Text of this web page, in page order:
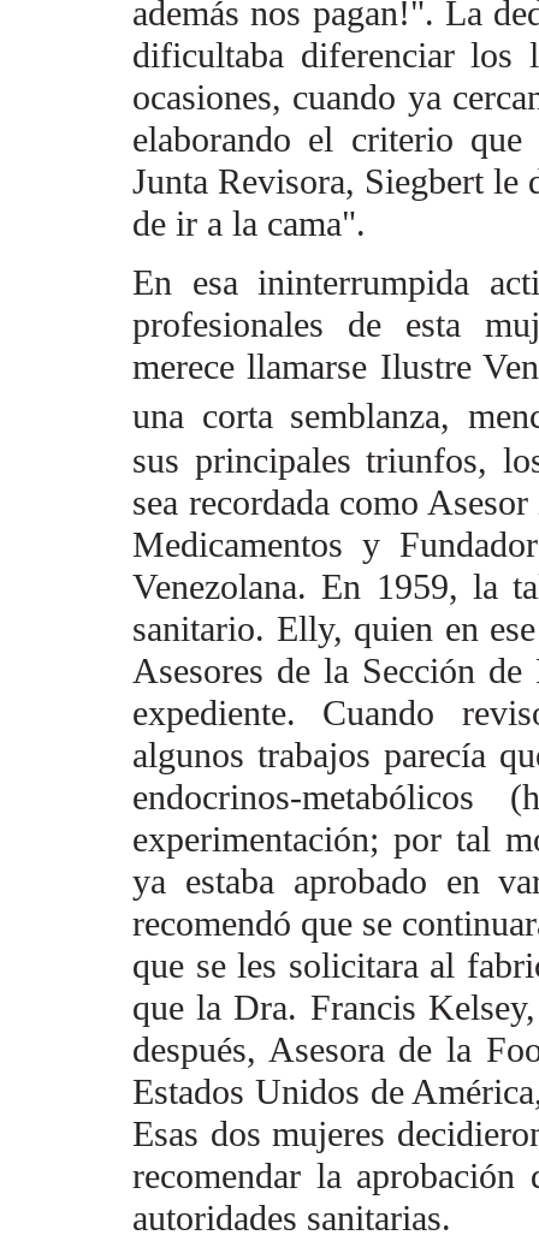
además nos pagan!". La
dificultaba diferenciar los
ocasiones, cuando ya
elaborando el criterio
Junta Revisora, Siegbert le
de ir a la cama".
En esa ininterrumpida
profesionales de esta
merece llamarse Ilustre
una corta semblanza,
sus principales triunfos,
sea recordada como Asesor
Medicamentos y
Venezolana. En 1959, la
sanitario. Elly, quien en
Asesores de la Sección
expediente. Cuando
algunos trabajos parecía
endocrinos-metabólicos
experimentación; por tal
ya estaba aprobado en
recomendó que se
que se les solicitara al
que la Dra. Francis
después, Asesora de la
Estados Unidos de
Esas dos mujeres
recomendar la aprobación
autoridades sanitarias.